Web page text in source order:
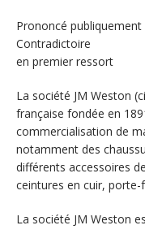
Prononcé
Contradictoire
en premier ressort
La société JM Weston
française fondée en
commercialisation de
notamment des
différents accessoires
ceintures en cuir,
La société JM Weston